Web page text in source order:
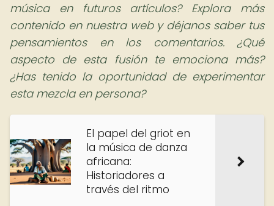
música en futuros artículos? Explora más
contenido en nuestra web y déjanos saber tus
pensamientos en los comentarios. ¿Qué
aspecto de esta fusión te emociona más?
¿Has tenido la oportunidad de experimentar
esta mezcla en persona?
El papel del griot en
la música de danza
africana:
Historiadores a
través del ritmo